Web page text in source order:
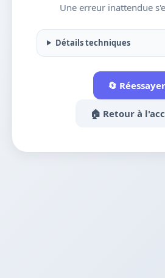
Une erreur inattendue
Détails techniques
🔄 Réessayer
🏠 Retour à